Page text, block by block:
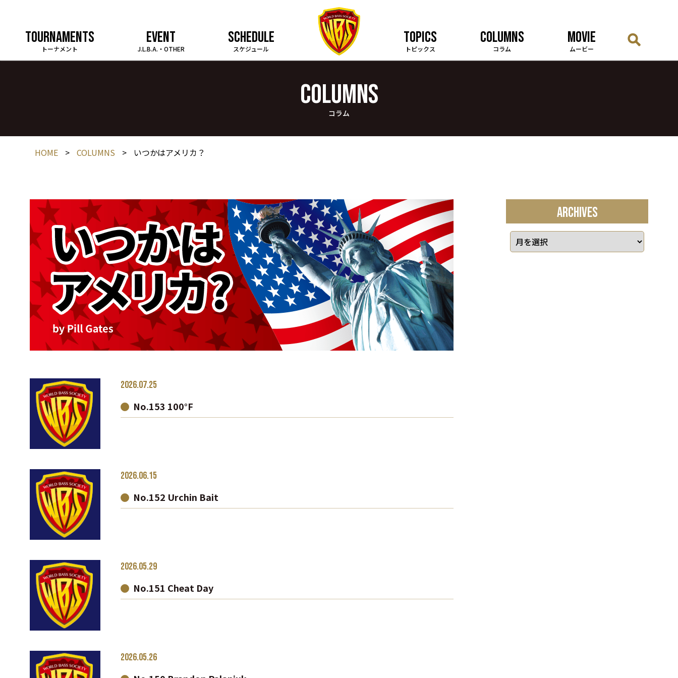
TOURNAMENTS
トーナメント
EVENT
J.L.B.A.・OTHER
SCHEDULE
スケジュール
TOPICS
トピックス
COLUMNS
コラム
MOVIE
ムービー
COLUMNS
コラム
HOME > COLUMNS > いつかはアメリカ？
2026.07.25
No.153 100°F
2026.06.15
No.152 Urchin Bait
2026.05.29
No.151 Cheat Day
2026.05.26
ARCHIVES